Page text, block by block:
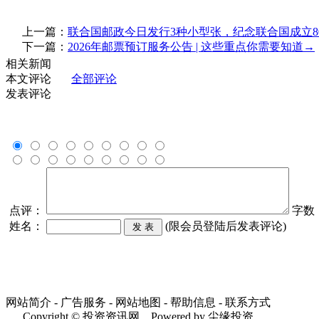
上一篇： 联合国邮政今日发行3种小型张，纪念联合国成立
下一篇： 2026年邮票预订服务公告 | 这些重点你需要知道→
相关新闻
本文评论
全部评论
发表评论
点评：
字数
姓名：
(限会员登陆后发表评论)
网站简介 - 广告服务 - 网站地图 - 帮助信息 - 联系方式
Copyright © 投资资讯网 Powered by 尘缘投资